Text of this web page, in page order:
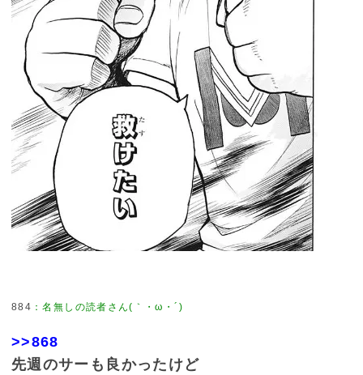
884 ：名無しの読者さん(｀・ω・´)
>>868
先週のサーも良かったけど